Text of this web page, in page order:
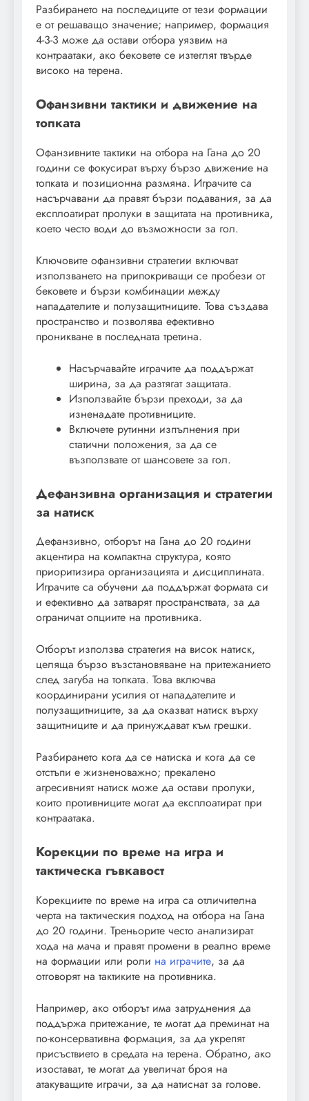
Разбирането на последиците от тези формации
е от решаващо значение; например, формация
4-3-3 може да остави отбора уязвим на
контраатаки, ако бековете се изтеглят твърде
високо на терена.
Офанзивни тактики и движение на
топката
Офанзивните тактики на отбора на Гана до 20
години се фокусират върху бързо движение на
топката и позиционна размяна. Играчите са
насърчавани да правят бързи подавания, за да
експлоатират пролуки в защитата на противника,
което често води до възможности за гол.
Ключовите офанзивни стратегии включват
използването на припокриващи се пробези от
бековете и бързи комбинации между
нападателите и полузащитниците. Това създава
пространство и позволява ефективно
проникване в последната третина.
Насърчавайте играчите да поддържат
ширина, за да разтягат защитата.
Използвайте бързи преходи, за да
изненадате противниците.
Включете рутинни изпълнения при
статични положения, за да се
възползвате от шансовете за гол.
Дефанзивна организация и стратегии
за натиск
Дефанзивно, отборът на Гана до 20 години
акцентира на компактна структура, която
приоритизира организацията и дисциплината.
Играчите са обучени да поддържат формата си
и ефективно да затварят пространствата, за да
ограничат опциите на противника.
Отборът използва стратегия на висок натиск,
целяща бързо възстановяване на притежанието
след загуба на топката. Това включва
координирани усилия от нападателите и
полузащитниците, за да оказват натиск върху
защитниците и да принуждават към грешки.
Разбирането кога да се натиска и кога да се
отстъпи е жизненоважно; прекалено
агресивният натиск може да остави пролуки,
които противниците могат да експлоатират при
контраатака.
Корекции по време на игра и
тактическа гъвкавост
Корекциите по време на игра са отличителна
черта на тактическия подход на отбора на Гана
до 20 години. Треньорите често анализират
хода на мача и правят промени в реално време
на формации или роли на играчите, за да
отговорят на тактиките на противника.
Например, ако отборът има затруднения да
поддържа притежание, те могат да преминат на
по-консервативна формация, за да укрепят
присъствието в средата на терена. Обратно, ако
изостават, те могат да увеличат броя на
атакуващите играчи, за да натиснат за голове.